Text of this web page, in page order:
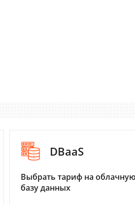
DBaaS
Выбрать тариф на
базу данных